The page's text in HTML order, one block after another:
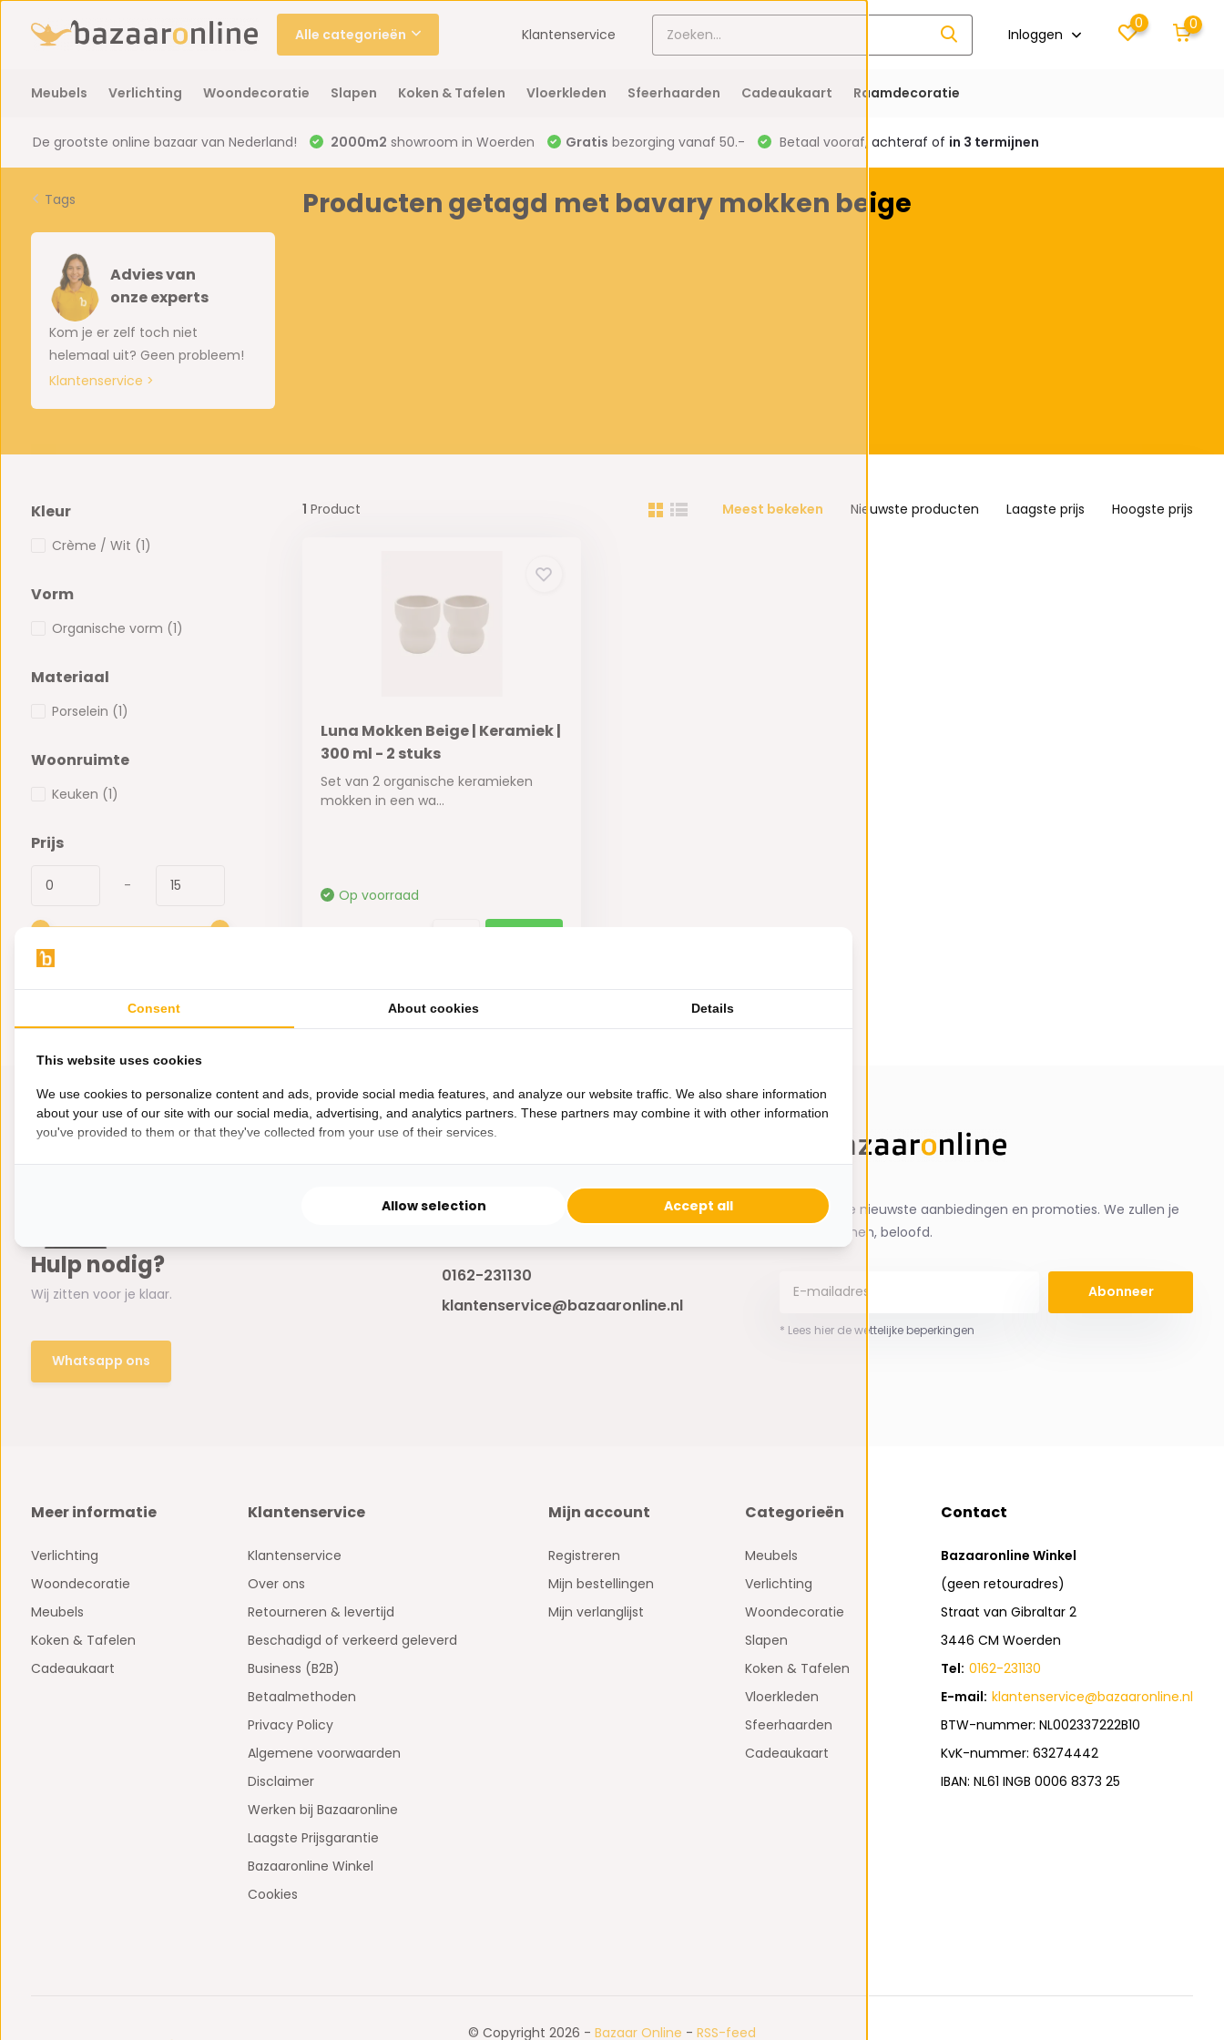
Alle categorieën Klantenservice Inloggen
0 0
Meubels Verlichting Woondecoratie Slapen Koken & Tafelen Vloerkleden Sfeerhaarden Cadeaukaart Raamdecoratie
De grootste online bazaar van Nederland! 2000m2 showroom in Woerden Gratis bezorging vanaf 50.- Betaal vooraf, achteraf of in 3 termijnen
Tags
Advies van
onze experts
Kom je er zelf toch niet
helemaal uit? Geen probleem!
Klantenservice >
Producten getagd met bavary mokken beige
Kleur
Crème / Wit (1)
Vorm
Organische vorm (1)
Materiaal
Porselein (1)
Woonruimte
Keuken (1)
Prijs
-
1 Product Meest bekeken Nieuwste producten Laagste prijs Hoogste prijs
Luna Mokken Beige | Keramiek |
300 ml - 2 stuks
Set van 2 organische keramieken
mokken in een wa...
Op voorraad
Hulp nodig?
Wij zitten voor je klaar.
Whatsapp ons
Heb je een vraag?
Bereikbaar van ma - vr 10:00 tot 17:00
0162-231130
klantenservice@bazaaronline.nl
Ontvang de nieuwste aanbiedingen en promoties. We zullen je
niet spammen, beloofd.
Abonneer
* Lees hier de wettelijke beperkingen
Meer informatie
Verlichting
Woondecoratie
Meubels
Koken & Tafelen
Cadeaukaart
Klantenservice
Klantenservice
Over ons
Retourneren & levertijd
Beschadigd of verkeerd geleverd
Business (B2B)
Betaalmethoden
Privacy Policy
Algemene voorwaarden
Disclaimer
Werken bij Bazaaronline
Laagste Prijsgarantie
Bazaaronline Winkel
Cookies
Mijn account
Registreren
Mijn bestellingen
Mijn verlanglijst
Categorieën
Meubels
Verlichting
Woondecoratie
Slapen
Koken & Tafelen
Vloerkleden
Sfeerhaarden
Cadeaukaart
Contact
Bazaaronline Winkel
(geen retouradres)
Straat van Gibraltar 2
3446 CM Woerden
Tel: 0162-231130
E-mail: klantenservice@bazaaronline.nl
BTW-nummer: NL002337222B10
KvK-nummer: 63274442
IBAN: NL61 INGB 0006 8373 25
© Copyright 2026 - Bazaar Online - RSS-feed
Consent About cookies Details
This website uses cookies
We use cookies to personalize content and ads, provide social media features, and analyze our website traffic. We also share information
about your use of our site with our social media, advertising, and analytics partners. These partners may combine it with other information
you've provided to them or that they've collected from your use of their services.
Allow selection Accept all